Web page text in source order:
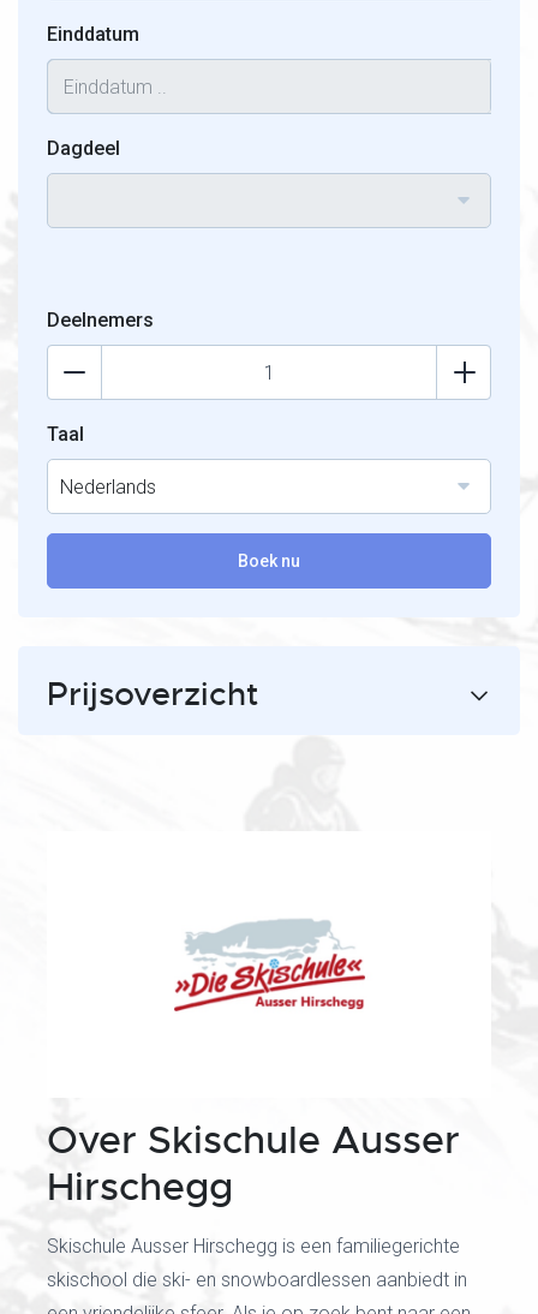
Einddatum
Dagdeel
Deelnemers
Taal
Nederlands
Boek nu
Prijsoverzicht
Over Skischule Ausser
Hirschegg
Skischule Ausser Hirschegg is een familiegerichte
skischool die ski- en snowboardlessen aanbiedt in